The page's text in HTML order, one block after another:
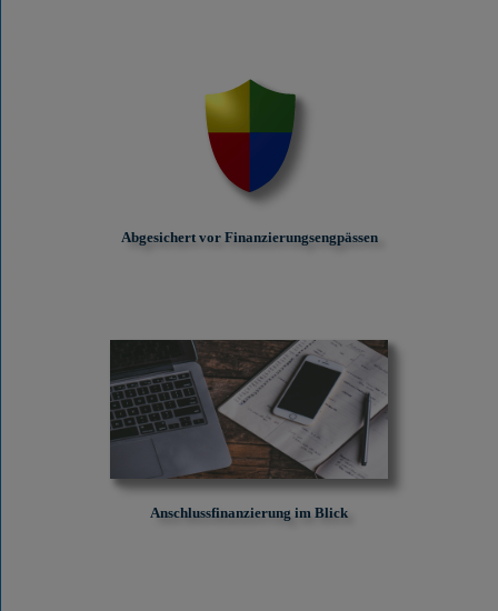
Abgesichert vor Finanzierungs­engpässen
Anschlussfinanzierung im Blick